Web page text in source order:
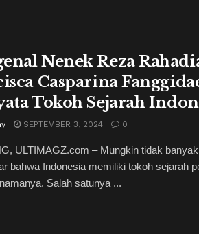
Nenek Reza
Casparina
Tokoh Sejarah
SEPTEMBER 3, 2024 0
ULTIMAGZ.com – Mungkin tidak
bahwa Indonesia memiliki tokoh sejarah
Salah satunya ...